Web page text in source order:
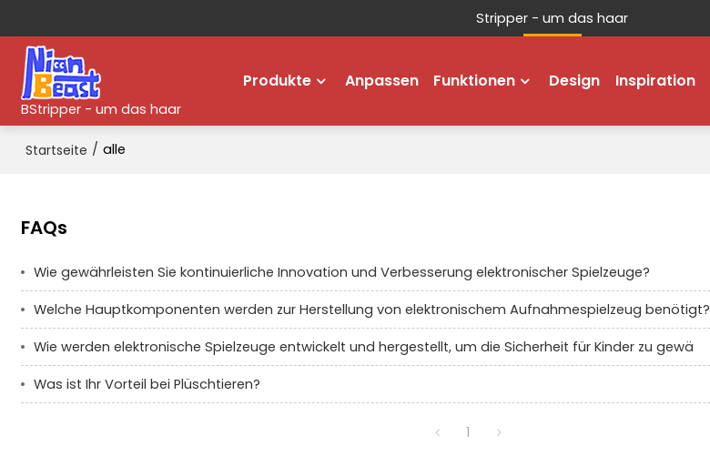
Stripper - um das haar
BStripper - um das haar
Produkte Anpassen Funktionen Design Inspiration
Startseite / alle
FAQs
Wie gewährleisten Sie kontinuierliche Innovation und Verbesserung elektronischer Spielzeuge?
Welche Hauptkomponenten werden zur Herstellung von elektronischem Aufnahmespielzeug benötigt?
Wie werden elektronische Spielzeuge entwickelt und hergestellt, um die Sicherheit für Kinder zu gewä
Was ist Ihr Vorteil bei Plüschtieren?
1